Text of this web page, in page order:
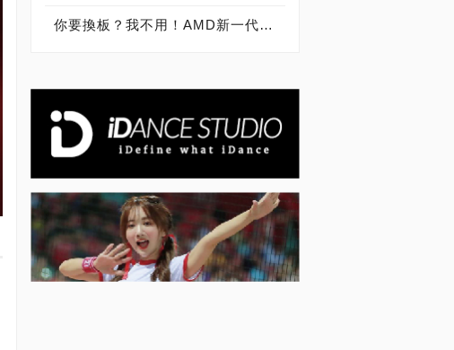
你要換板？我不用！AMD新一代Ryzen 4000系列將可透過更新與現有B450主機板相容